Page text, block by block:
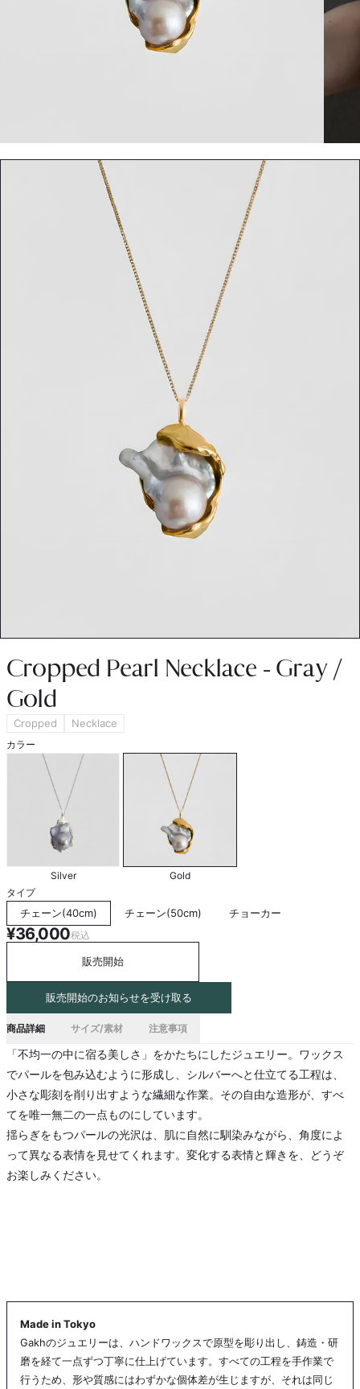
Cropped Pearl Necklace - Gray /
Gold
Cropped Necklace
カラー
Silver
Gold
タイプ
チェーン(40cm) チェーン(50cm) チョーカー
¥36,000税込
販売開始
販売開始のお知らせを受け取る
商品詳細 サイズ/素材 注意事項
「不均一の中に宿る美しさ」をかたちにしたジュエリー。ワックス
でパールを包み込むように形成し、シルバーへと仕立てる工程は、
小さな彫刻を削り出すような繊細な作業。その自由な造形が、すべ
てを唯一無二の一点ものにしています。
揺らぎをもつパールの光沢は、肌に自然に馴染みながら、角度によ
って異なる表情を見せてくれます。変化する表情と輝きを、どうぞ
お楽しみください。
Made in Tokyo
Gakhのジュエリーは、ハンドワックスで原型を彫り出し、鋳造・研
磨を経て一点ずつ丁寧に仕上げています。すべての工程を手作業で
行うため、形や質感にはわずかな個体差が生じますが、それは同じ